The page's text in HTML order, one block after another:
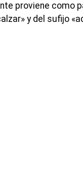
proviene como
y del sufijo